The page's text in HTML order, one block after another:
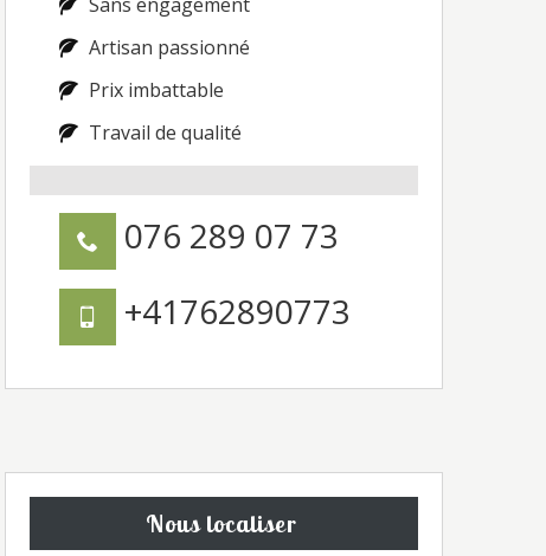
Artisan passionné
Prix imbattable
Travail de qualité
076 289 07 73
+41762890773
Nous localiser